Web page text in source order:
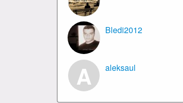
Bledi2012
A aleksaul